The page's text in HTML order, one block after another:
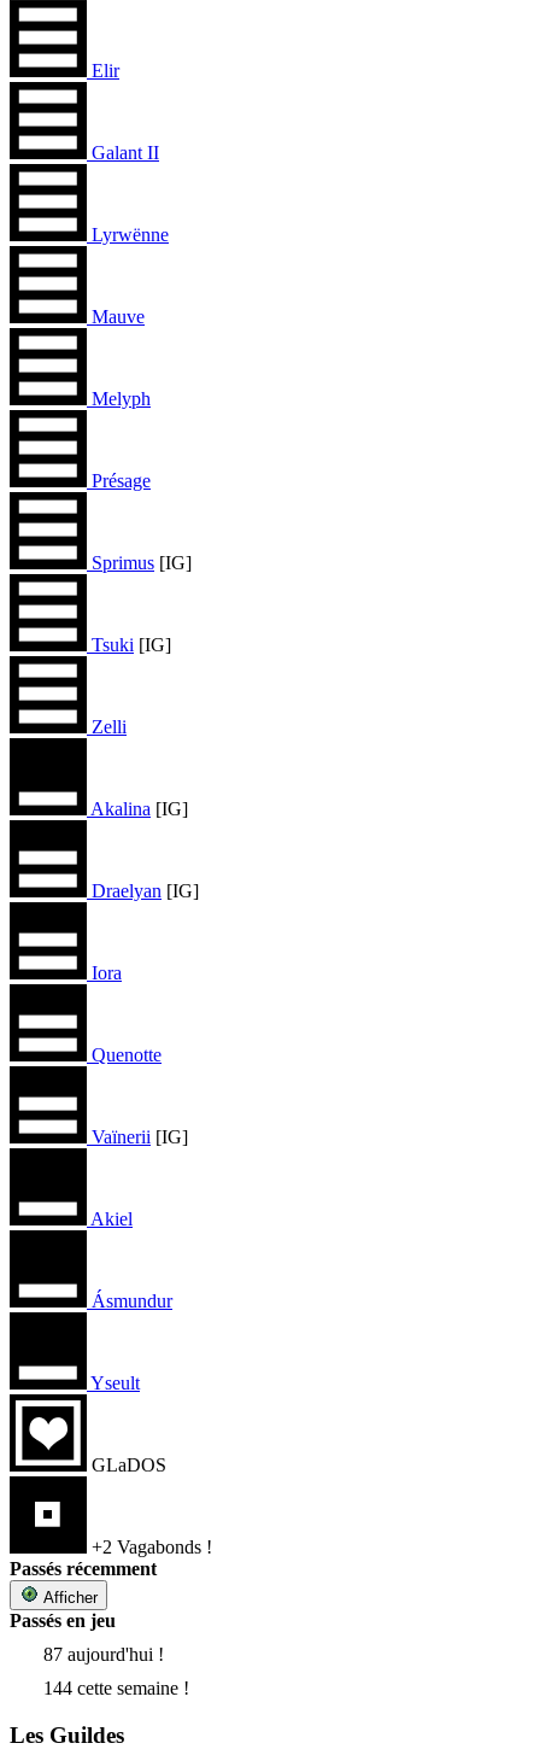
Elir
Galant II
Lyrwënne
Mauve
Melyph
Présage
Sprimus [IG]
Tsuki [IG]
Zelli
Akalina [IG]
Draelyan [IG]
Iora
Quenotte
Vaïnerii [IG]
Akiel
Ásmundur
Yseult
GLaDOS
+2 Vagabonds !
Passés récemment
Afficher
Passés en jeu
87 aujourd'hui !
144 cette semaine !
Les Guildes